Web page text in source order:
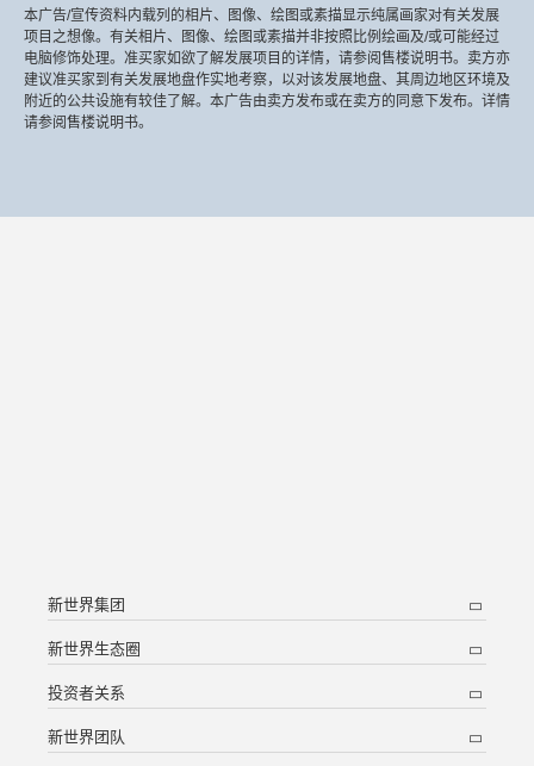
本广告/宣传资料内载列的相片、图像、绘图或素描显示纯属画家对有关发展
项目之想像。有关相片、图像、绘图或素描并非按照比例绘画及/或可能经过
电脑修饰处理。准买家如欲了解发展项目的详情，请参阅售楼说明书。卖方亦
建议准买家到有关发展地盘作实地考察，以对该发展地盘、其周边地区环境及
附近的公共设施有较佳了解。本广告由卖方发布或在卖方的同意下发布。详情
请参阅售楼说明书。
新世界集团
新世界生态圈
投资者关系
新世界团队